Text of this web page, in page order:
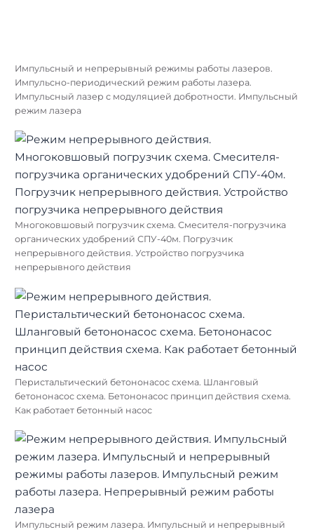
Импульсный и непрерывный режимы работы лазеров.
Импульсно-периодический режим работы лазера.
Импульсный лазер с модуляцией добротности. Импульсный
режим лазера
Многоковшовый погрузчик схема. Смесителя-погрузчика
органических удобрений СПУ-40м. Погрузчик
непрерывного действия. Устройство погрузчика
непрерывного действия
Перистальтический бетононасос схема. Шланговый
бетононасос схема. Бетононасос принцип действия схема.
Как работает бетонный насос
Импульсный режим лазера. Импульсный и непрерывный